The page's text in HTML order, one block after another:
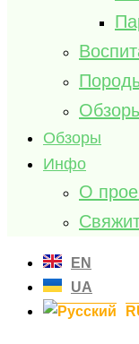
Обзоры
Инфо
О
EN
UA